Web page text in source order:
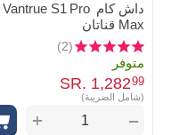
داش كام Vantrue S1 Pro
Max قناتان
(2)
متوفر
SR. 1,28299
(شامل الضريبة)
+ −